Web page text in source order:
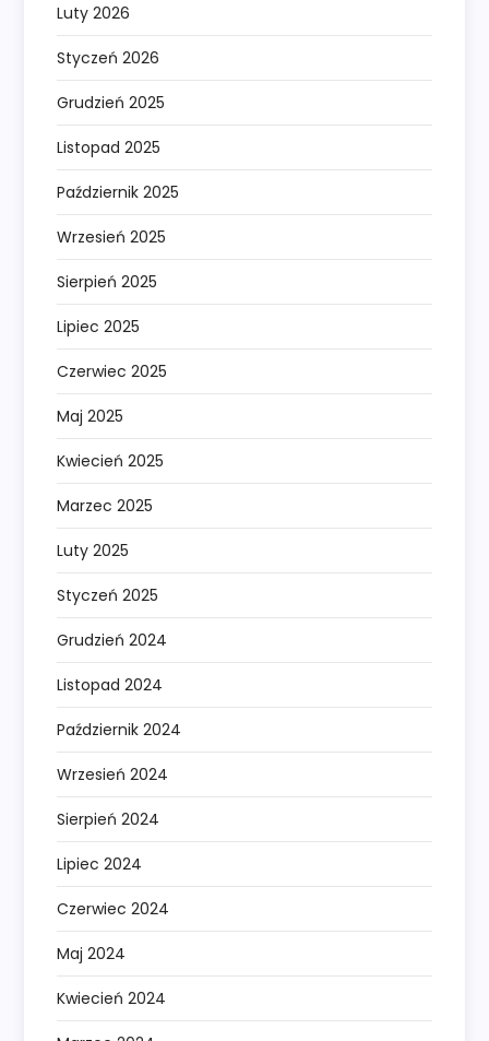
Luty 2026
Styczeń 2026
Grudzień 2025
Listopad 2025
Październik 2025
Wrzesień 2025
Sierpień 2025
Lipiec 2025
Czerwiec 2025
Maj 2025
Kwiecień 2025
Marzec 2025
Luty 2025
Styczeń 2025
Grudzień 2024
Listopad 2024
Październik 2024
Wrzesień 2024
Sierpień 2024
Lipiec 2024
Czerwiec 2024
Maj 2024
Kwiecień 2024